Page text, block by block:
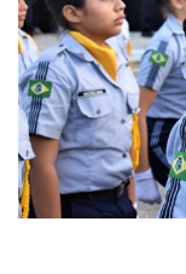
e
-
m
a
i
l